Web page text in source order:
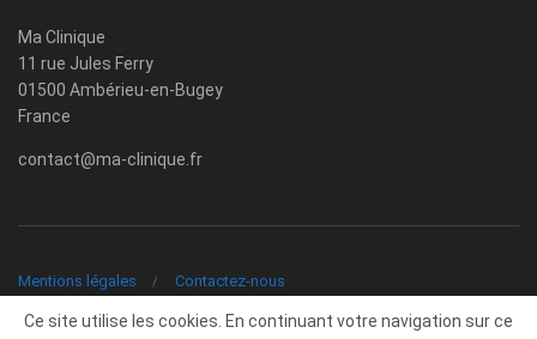
Ma Clinique
11 rue Jules Ferry
01500 Ambérieu-en-Bugey
France
contact@ma-clinique.fr
Mentions légales Contactez-nous
© 2026 Copyright -Ma Clinique -contact@ma-clinique.fr
Ce site utilise les cookies. En continuant votre navigation sur ce